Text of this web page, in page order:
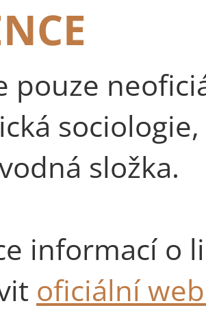
pouze
složka.
informací o
oficiální